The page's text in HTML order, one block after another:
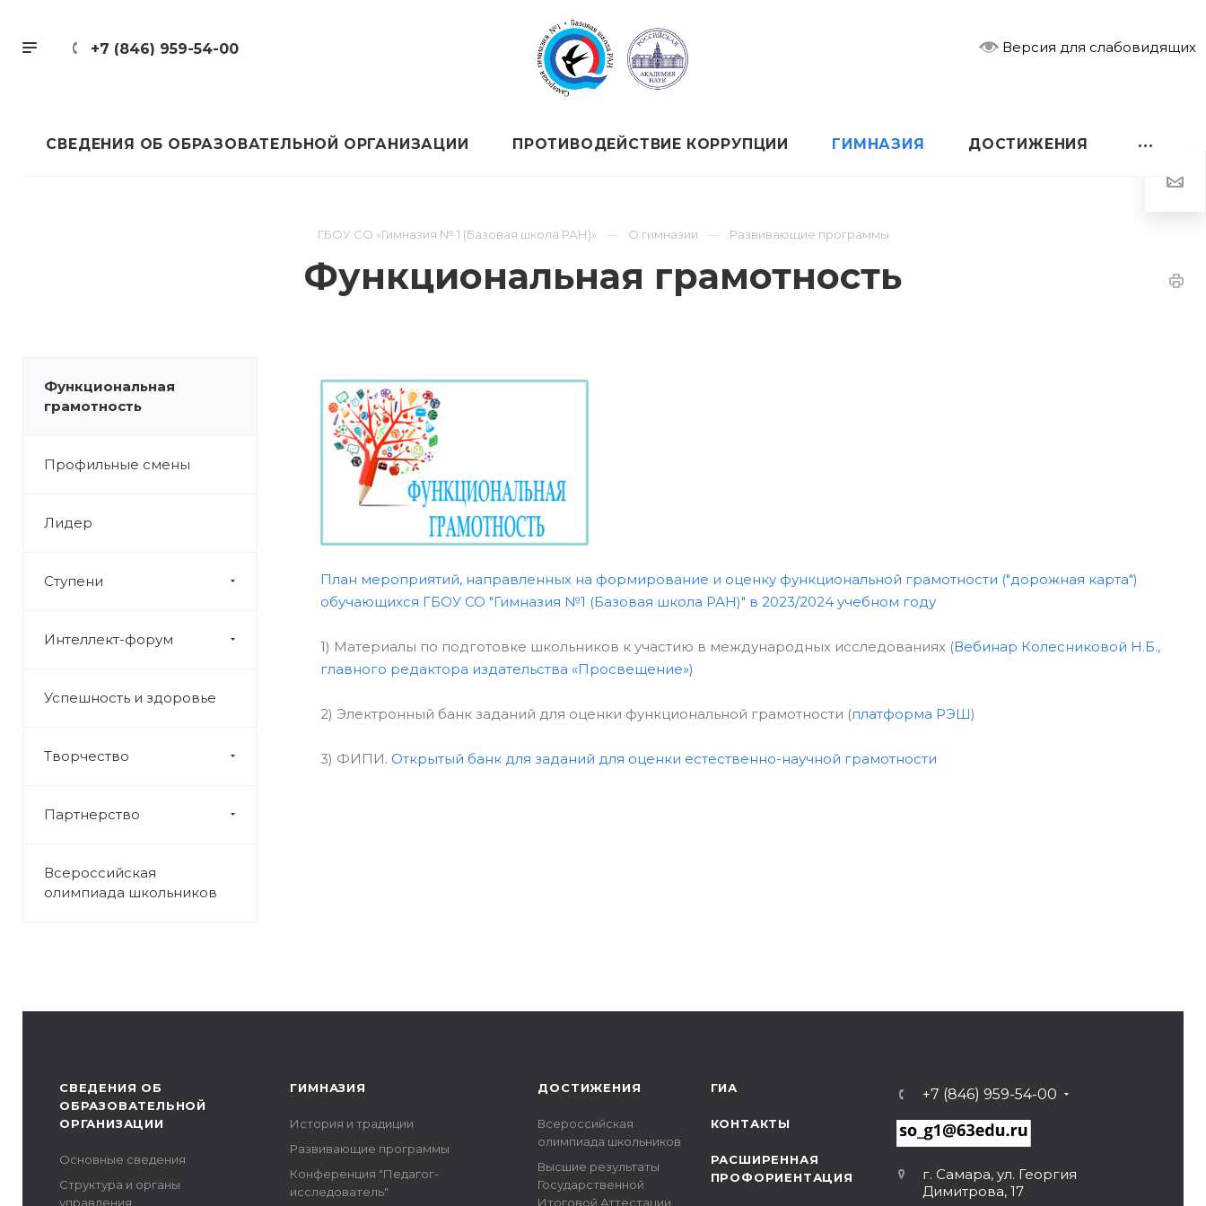
+7 (846) 959-54-00 Версия для слабовидящих
СВЕДЕНИЯ ОБ ОБРАЗОВАТЕЛЬНОЙ ОРГАНИЗАЦИИ ПРОТИВОДЕЙСТВИЕ КОРРУПЦИИ ГИМНАЗИЯ ДОСТИЖЕНИЯ
ГБОУ СО «Гимназия № 1 (Базовая школа РАН)» О гимназии Развивающие программы
Функциональная грамотность
Функциональная
грамотность
Профильные смены
Лидер
Ступени
Интеллект-форум
Успешность и здоровье
Творчество
Партнерство
Всероссийская
олимпиада школьников
План мероприятий, направленных на формирование и оценку функциональной грамотности ("дорожная карта")
обучающихся ГБОУ СО "Гимназия №1 (Базовая школа РАН)" в 2023/2024 учебном году
1) Материалы по подготовке школьников к участию в международных исследованиях (Вебинар Колесниковой Н.Б.,
главного редактора издательства «Просвещение»)
2) Электронный банк заданий для оценки функциональной грамотности (платформа РЭШ)
3) ФИПИ. Открытый банк для заданий для оценки естественно-научной грамотности
СВЕДЕНИЯ ОБ
ОБРАЗОВАТЕЛЬНОЙ
ОРГАНИЗАЦИИ
Основные сведения
Структура и органы
управления
ГИМНАЗИЯ
История и традиции
Развивающие программы
Конференция "Педагог-
исследователь"
ДОСТИЖЕНИЯ
Всероссийская
олимпиада школьников
Высшие результаты
Государственной
Итоговой Аттестации
ГИА
КОНТАКТЫ
РАСШИРЕННАЯ
ПРОФОРИЕНТАЦИЯ
+7 (846) 959-54-00
г. Самара, ул. Георгия
Димитрова, 17